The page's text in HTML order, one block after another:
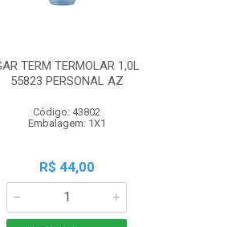
TERM TERMOLAR 1,0L
55823 PERSONAL AZ
Código: 43802
Embalagem: 1X1
R$ 44,00